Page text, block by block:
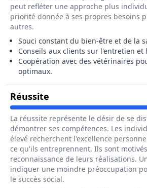
peut refléter une approche plus
priorité donnée à ses propres besoins
autres.
Souci constant du bien-être et de la
Conseils aux clients sur l'entretien et
Coopération avec des vétérinaires
optimaux.
Réussite Pour Le Métier De
La réussite représente le désir de se
démontrer ses compétences. Les
élevé recherchent l'excellence
ce qu'ils entreprennent. Ils sont
reconnaissance de leurs réalisations.
indiquer une moindre préoccupation
le succès social.